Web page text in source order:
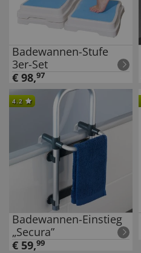
Badewannen-Stufe
3er-Set
€ 98,97
4.2
Badewannen-Einstieg
„Secura”
€ 59,99